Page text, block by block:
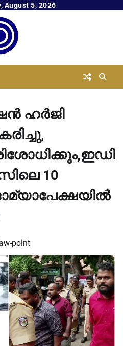
August 5, 2026
ഹര്‍ജി
10
point